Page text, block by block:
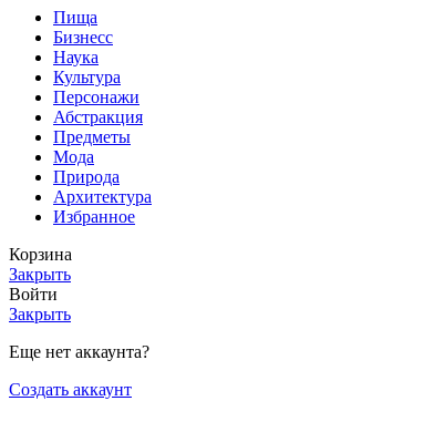
Пища
Бизнесс
Наука
Культура
Персонажи
Абстракция
Предметы
Мода
Природа
Архитектура
Избранное
Корзина
Закрыть
Войти
Закрыть
Еще нет аккаунта?
Создать аккаунт